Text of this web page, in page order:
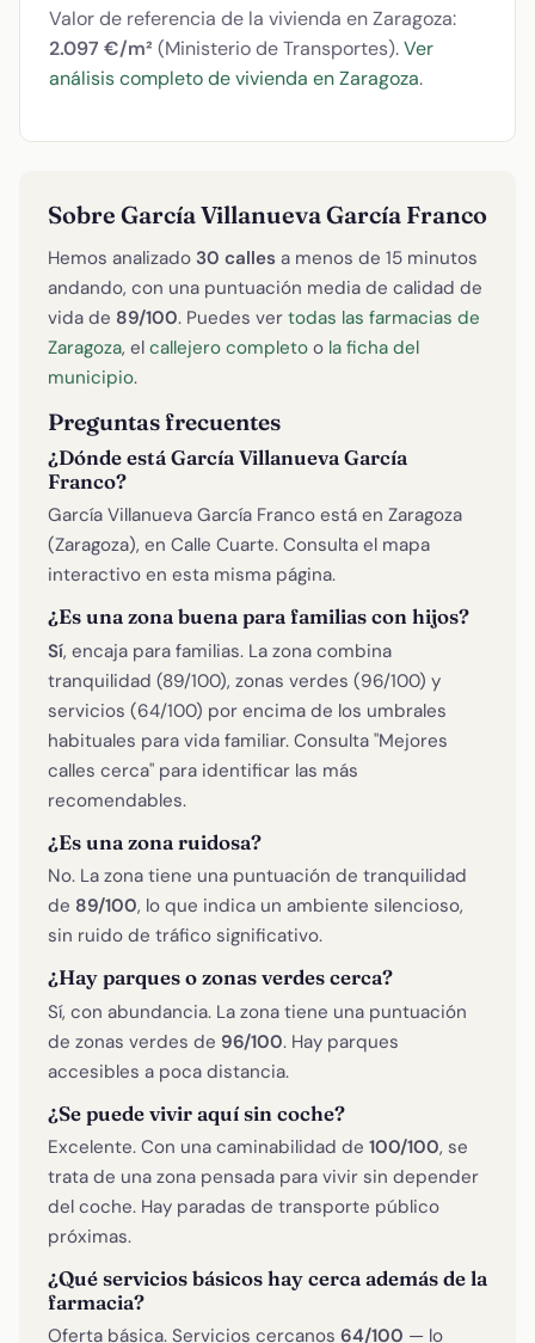
Valor de referencia de la vivienda en Zaragoza:
2.097 €/m² (Ministerio de Transportes).Ver
análisis completo de vivienda en Zaragoza.
Sobre García Villanueva García Franco
Hemos analizado 30 calles a menos de 15 minutos
andando, con una puntuación media de calidad de
vida de 89/100. Puedes ver todas las farmacias de
Zaragoza, el callejero completo o la ficha del
municipio.
Preguntas frecuentes
¿Dónde está García Villanueva García
Franco?
García Villanueva García Franco está en Zaragoza
(Zaragoza), en Calle Cuarte. Consulta el mapa
interactivo en esta misma página.
¿Es una zona buena para familias con hijos?
Sí, encaja para familias. La zona combina
tranquilidad (89/100), zonas verdes (96/100) y
servicios (64/100) por encima de los umbrales
habituales para vida familiar. Consulta "Mejores
calles cerca" para identificar las más
recomendables.
¿Es una zona ruidosa?
No. La zona tiene una puntuación de tranquilidad
de 89/100, lo que indica un ambiente silencioso,
sin ruido de tráfico significativo.
¿Hay parques o zonas verdes cerca?
Sí, con abundancia. La zona tiene una puntuación
de zonas verdes de 96/100. Hay parques
accesibles a poca distancia.
¿Se puede vivir aquí sin coche?
Excelente. Con una caminabilidad de 100/100, se
trata de una zona pensada para vivir sin depender
del coche. Hay paradas de transporte público
próximas.
¿Qué servicios básicos hay cerca además de la
farmacia?
Oferta básica. Servicios cercanos 64/100 — lo